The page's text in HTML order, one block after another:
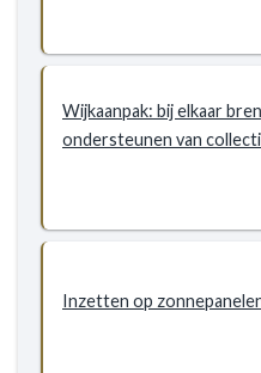
Wijkaanpak: bij elkaar
ondersteunen van
Inzetten op